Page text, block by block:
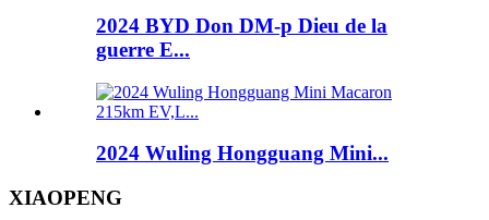
2024 BYD Don DM-p Dieu de la
guerre E...
2024 Wuling Hongguang Mini...
XIAOPENG